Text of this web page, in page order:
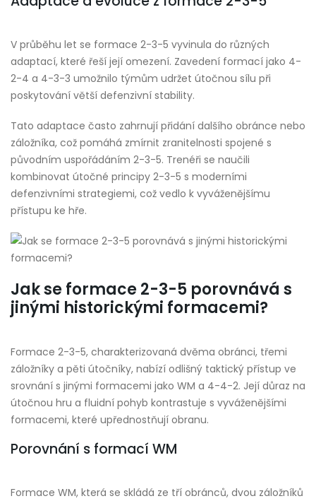
V průběhu let se formace 2-3-5 vyvinula do různých
adaptací, které řeší její omezení. Zavedení formací jako 4-
2-4 a 4-3-3 umožnilo týmům udržet útočnou sílu při
poskytování větší defenzivní stability.
Tato adaptace často zahrnují přidání dalšího obránce nebo
záložníka, což pomáhá zmírnit zranitelnosti spojené s
původním uspořádáním 2-3-5. Trenéři se naučili
kombinovat útočné principy 2-3-5 s moderními
defenzivními strategiemi, což vedlo k vyváženějšímu
přístupu ke hře.
Jak se formace 2-3-5 porovnává s
jinými historickými formacemi?
Formace 2-3-5, charakterizovaná dvěma obránci, třemi
záložníky a pěti útočníky, nabízí odlišný taktický přístup ve
srovnání s jinými formacemi jako WM a 4-4-2. Její důraz na
útočnou hru a fluidní pohyb kontrastuje s vyváženějšími
formacemi, které upřednostňují obranu.
Porovnání s formací WM
Formace WM, která se skládá ze tří obránců, dvou záložníků